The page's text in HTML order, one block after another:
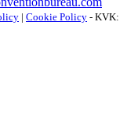
| Cookie Policy - KVK: